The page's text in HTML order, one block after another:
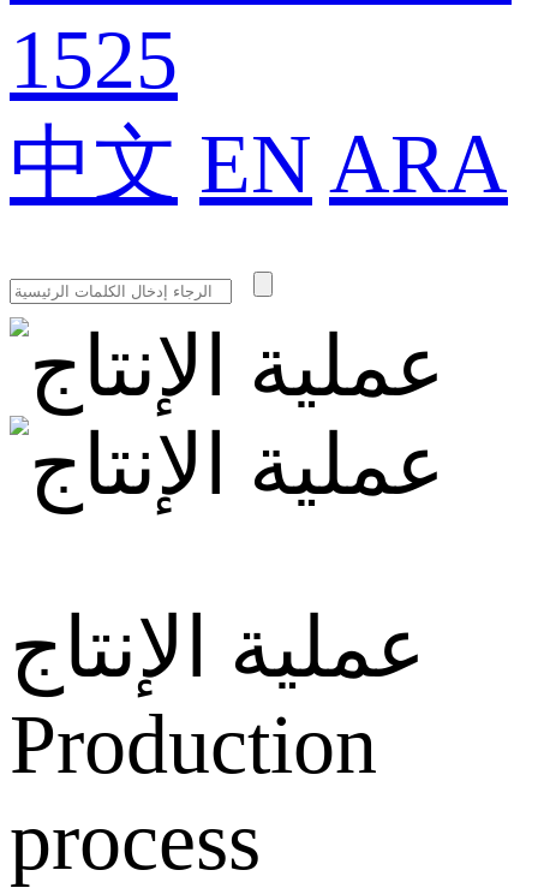
1525
中文 EN ARA
عملية الإنتاج
Production
process